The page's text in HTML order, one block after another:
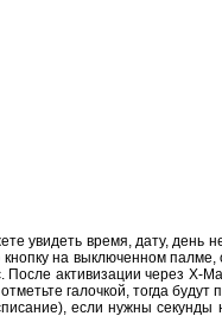
увидеть время, дату, день
на выключенном палме,
активизации через X-
галочкой, тогда
если нужны